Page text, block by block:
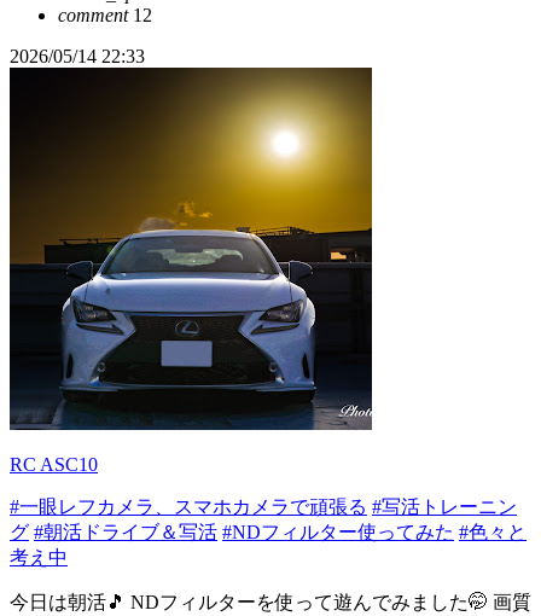
comment12
2026/05/14 22:33
RC ASC10
#一眼レフカメラ、スマホカメラで頑張る #写活トレーニン
グ #朝活ドライブ＆写活 #NDフィルター使ってみた #色々と
考え中
今日は朝活🎵 NDフィルターを使って遊んでみました🤭 画質